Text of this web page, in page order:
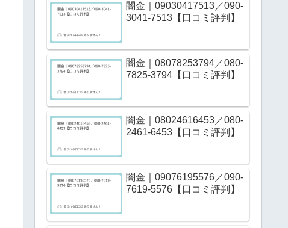
闇金｜09030417513／090-
3041-7513【口コミ評判】
闇金｜08078253794／080-
7825-3794【口コミ評判】
闇金｜08024616453／080-
2461-6453【口コミ評判】
闇金｜09076195576／090-
7619-5576【口コミ評判】